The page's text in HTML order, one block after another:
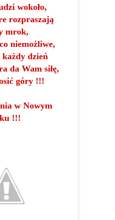
wokoło,
rozpraszają
mrok,
niemożliwe,
każdy dzień
da Wam siłę,
góry !!!
w Nowym
!!!